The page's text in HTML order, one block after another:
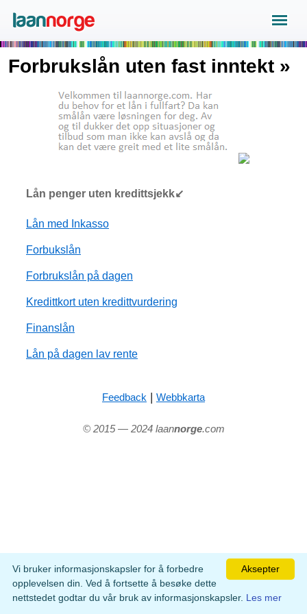
Forbrukslån uten fast inntekt »
Lån penger uten kredittsjekk↙
Lån med Inkasso
Forbukslån
Forbrukslån på dagen
Kredittkort uten kredittvurdering
Finanslån
Lån på dagen lav rente
Feedback | Webbkarta
© 2015 — 2024 laannorge.com
Aksepter
Vi bruker informasjonskapsler for å forbedre
opplevelsen din. Ved å fortsette å besøke dette
nettstedet godtar du vår bruk av informasjonskapsler. Les mer